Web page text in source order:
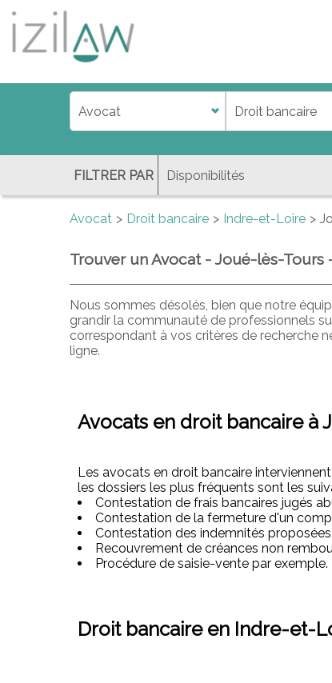
jdadi
fl
FILTRER PAR
Avocat Droit bancaire Indre-et-Loire
Trouver un Avocat - Joué-lès-Tours
Nous sommes désolés, bien que notre
grandir la communauté de professionnels
correspondant à vos critères de recherche
ligne.
Avocats en droit bancaire à
Les avocats en droit bancaire
les dossiers les plus fréquents sont les
Contestation de frais bancaires jugés
Contestation de la fermeture d'un
Contestation des indemnités proposées
Recouvrement de créances non
Procédure de saisie-vente par exemple.
Droit bancaire en Indre-et-